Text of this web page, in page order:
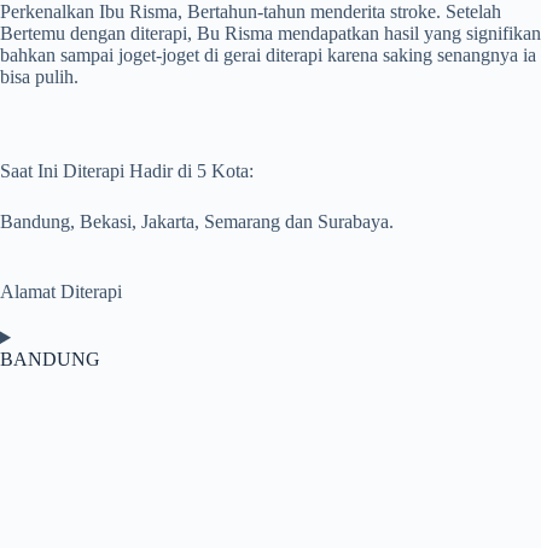
Perkenalkan Ibu Risma, Bertahun-tahun menderita stroke. Setelah
Bertemu dengan diterapi, Bu Risma mendapatkan hasil yang signifikan
bahkan sampai joget-joget di gerai diterapi karena saking senangnya ia
bisa pulih.
Saat Ini Diterapi Hadir di 5 Kota:
Bandung, Bekasi, Jakarta, Semarang dan Surabaya.
Alamat Diterapi
BANDUNG